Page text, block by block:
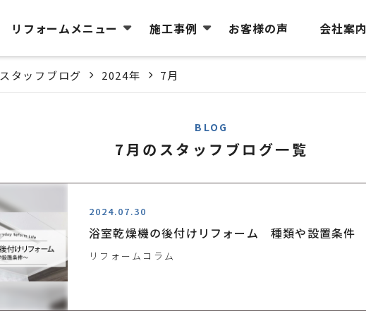
リフォームメニュー 施工事例 お客様の声 会社案内
スタッフブログ 2024年 7月
BLOG
7月のスタッフブログ一覧
2024.07.30
浴室乾燥機の後付けリフォーム 種類や設置条件
リフォームコラム